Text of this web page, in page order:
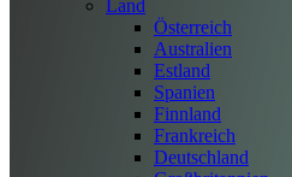
Land
Österreich
Australien
Estland
Spanien
Finnland
Frankreich
Deutschland